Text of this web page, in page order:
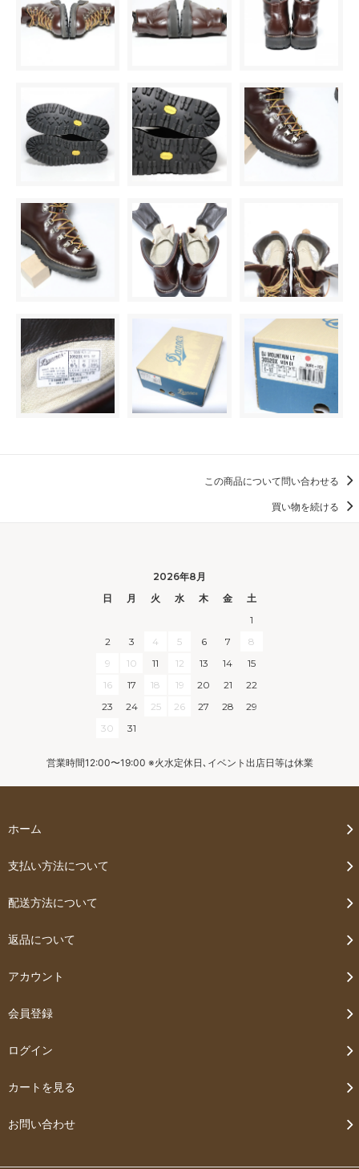
この商品について問い合わせる
買い物を続ける
2026年8月
日
月 火 水 木 金
土
1
2
3 4 5 6 7
8
9
10 11 12 13 14
15
16
17 18 19 20 21
22
23
24 25 26 27 28
29
30
31
営業時間12:00〜19:00 ※火水定休日､イベント出店日等は休業
ホーム
支払い方法について
配送方法について
返品について
アカウント
会員登録
ログイン
カートを見る
お問い合わせ